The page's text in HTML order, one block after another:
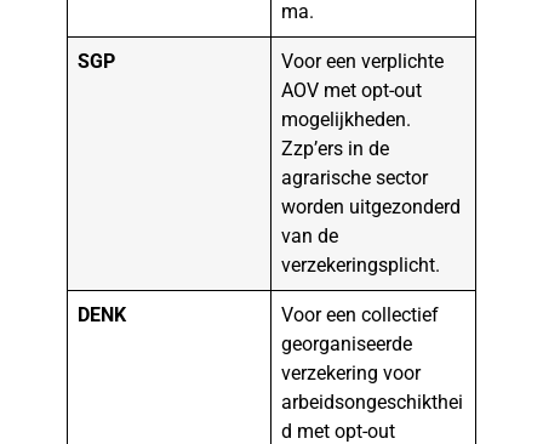
ma.
SGP
Voor een verplichte
AOV met opt-out
mogelijkheden.
Zzp’ers in de
agrarische sector
worden uitgezonderd
van de
verzekeringsplicht.
DENK
Voor een collectief
georganiseerde
verzekering voor
arbeidsongeschikthei
d met opt-out